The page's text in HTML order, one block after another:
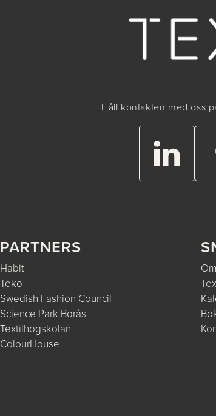
Håll kontakten med oss
PARTNERS
Habit
Teko
Swedish Fashion Council
Science Park Borås
Textilhögskolan
ColourHouse